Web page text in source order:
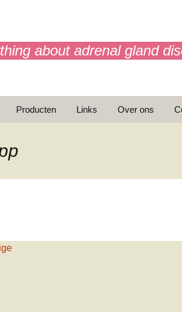
about adrenal gland
Producten
Noodinjectie
Links Over ons